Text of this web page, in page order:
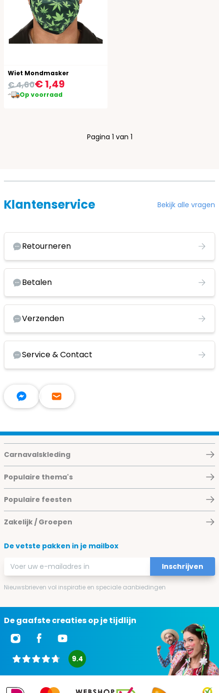
Wiet Mondmasker
€ 1,49
€ 4,60
Op voorraad
Pagina 1 van 1
Klantenservice Bekijk alle vragen
Retourneren
Betalen
Verzenden
Service & Contact
Carnavalskleding
Populaire thema's
Populaire feesten
Zakelijk / Groepen
De vetste pakken in je mailbox
E-mailadres
Inschrijven
Nieuwsbrieven vol inspiratie en speciale aanbiedingen
De gaafste creaties op je tijdlijn
9.4